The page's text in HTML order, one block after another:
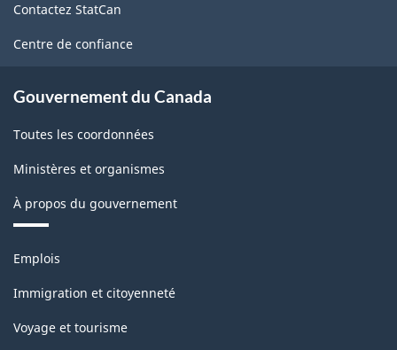
ce
site
Contactez StatCan
Centre de confiance
Gouvernement du Canada
Toutes les coordonnées
Ministères et organismes
À propos du gouvernement
Thèmes
sujets
Emplois
Immigration et citoyenneté
Voyage et tourisme